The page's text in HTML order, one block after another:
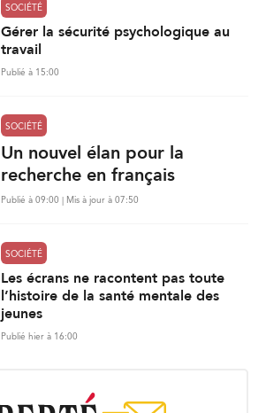
SOCIÉTÉ
Gérer la sécurité psychologique au
travail
Publié à 15:00
SOCIÉTÉ
Un nouvel élan pour la
recherche en français
Publié à 09:00 | Mis à jour à 07:50
SOCIÉTÉ
Les écrans ne racontent pas toute
l’histoire de la santé mentale des
jeunes
Publié hier à 16:00